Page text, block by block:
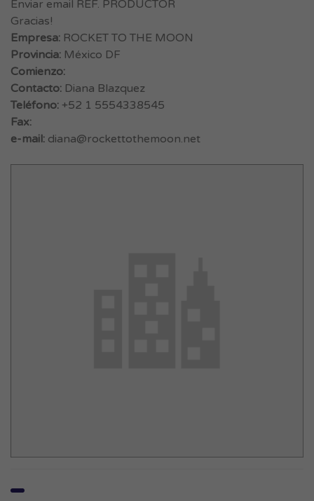
Enviar email REF. PRODUCTOR
Gracias!
Empresa: ROCKET TO THE MOON
Provincia: México DF
Comienzo:
Contacto: Diana Blazquez
Teléfono: +52 1 5554338545
Fax:
e-mail: diana@rockettothemoon.net